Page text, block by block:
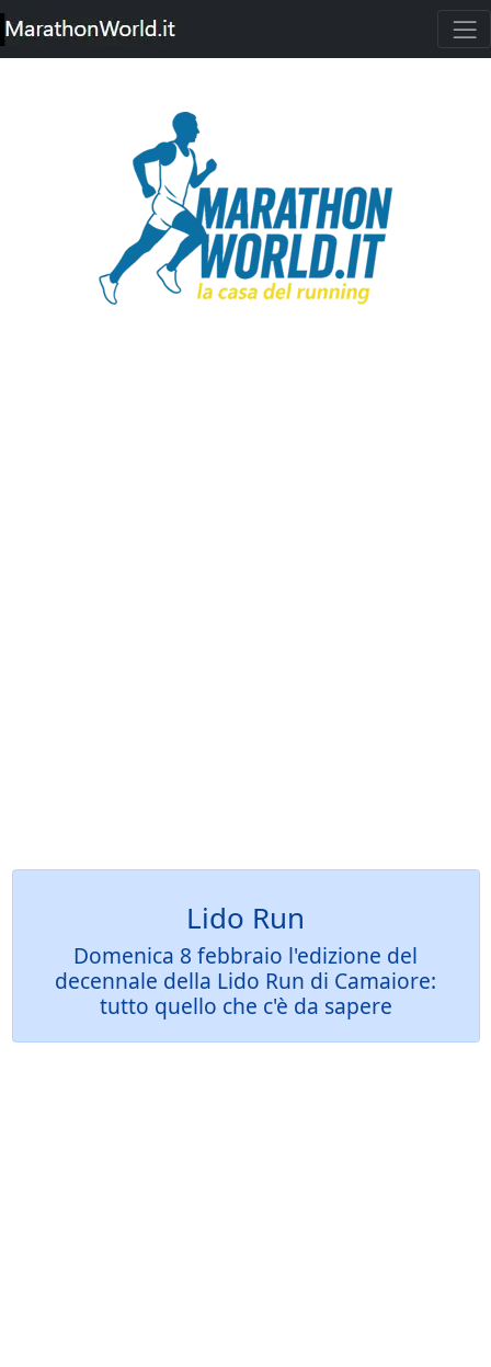
Lido Run
Domenica 8 febbraio l'edizione del
decennale della Lido Run di Camaiore:
tutto quello che c'è da sapere